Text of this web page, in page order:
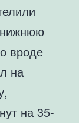
вроде
на
на 35-